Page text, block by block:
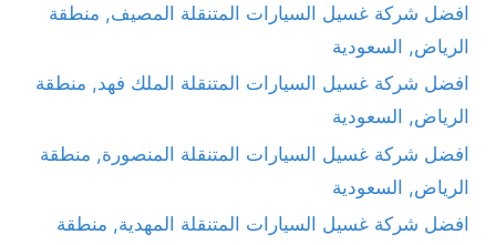
افضل شركة غسيل السيارات المتنقلة المصيف, منطقة
الرياض, السعودية
افضل شركة غسيل السيارات المتنقلة الملك فهد, منطقة
الرياض, السعودية
افضل شركة غسيل السيارات المتنقلة المنصورة, منطقة
الرياض, السعودية
افضل شركة غسيل السيارات المتنقلة المهدية, منطقة